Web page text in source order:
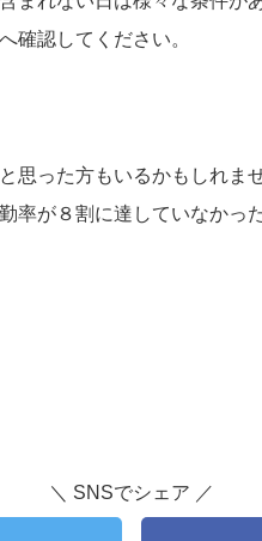
確認してください。
思った方もいるかもしれま
率が８割に達していなか
＼ SNSでシェア ／
中越エリア
十日町市
上越エリア